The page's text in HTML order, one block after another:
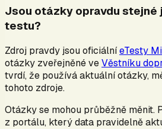
Jsou otázky opravdu stejné
testu?
Zdroj pravdy jsou oficiálníeTesty
otázky zveřejněné veVěstníku
tvrdí, že používá aktuální otázky,
tohoto zdroje.
Otázky se mohou průběžně měnit.
z portálu, který data pravidelně